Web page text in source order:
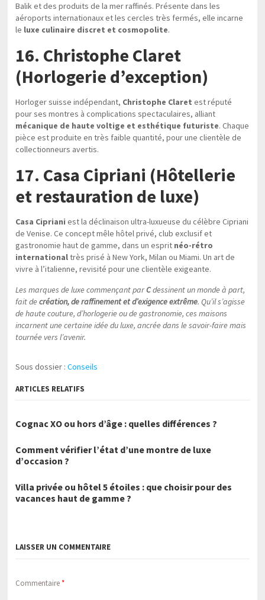
Balik et des produits de la mer raffinés. Présente dans les
aéroports internationaux et les cercles très fermés, elle incarne
le luxe culinaire discret et cosmopolite.
16. Christophe Claret
(Horlogerie d’exception)
Horloger suisse indépendant, Christophe Claret est réputé
pour ses montres à complications spectaculaires, alliant
mécanique de haute voltige et esthétique futuriste. Chaque
pièce est produite en très faible quantité, pour une clientèle de
collectionneurs avertis.
17. Casa Cipriani (Hôtellerie
et restauration de luxe)
Casa Cipriani est la déclinaison ultra-luxueuse du célèbre Cipriani
de Venise. Ce concept mêle hôtel privé, club exclusif et
gastronomie haut de gamme, dans un esprit néo-rétro
internationaltrès prisé à New York, Milan ou Miami. Un art de
vivre à l’italienne, revisité pour une clientèle exigeante.
Les marques de luxe commençant parCdessinent un monde à part,
fait decréation, de raffinement et d’exigence extrême. Qu’il s’agisse
de haute couture, d’horlogerie ou de gastronomie, ces maisons
incarnent une certaine idée du luxe, ancrée dans le savoir-faire mais
tournée vers l’avenir.
Sous dossier :Conseils
ARTICLES RELATIFS
Cognac XO ou hors d’âge : quelles différences ?
Comment vérifier l’état d’une montre de luxe
d’occasion ?
Villa privée ou hôtel 5 étoiles : que choisir pour des
vacances haut de gamme ?
LAISSER UN COMMENTAIRE
Commentaire*